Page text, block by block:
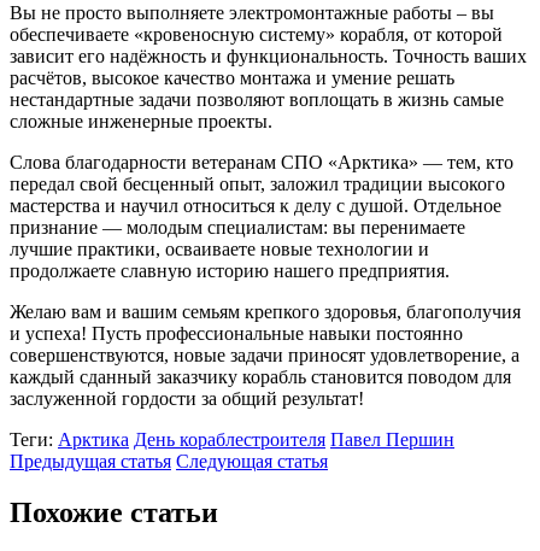
Вы не просто выполняете электромонтажные работы – вы
обеспечиваете «кровеносную систему» корабля, от которой
зависит его надёжность и функциональность. Точность ваших
расчётов, высокое качество монтажа и умение решать
нестандартные задачи позволяют воплощать в жизнь самые
сложные инженерные проекты.
Слова благодарности ветеранам СПО «Арктика» — тем, кто
передал свой бесценный опыт, заложил традиции высокого
мастерства и научил относиться к делу с душой. Отдельное
признание — молодым специалистам: вы перенимаете
лучшие практики, осваиваете новые технологии и
продолжаете славную историю нашего предприятия.
Желаю вам и вашим семьям крепкого здоровья, благополучия
и успеха! Пусть профессиональные навыки постоянно
совершенствуются, новые задачи приносят удовлетворение, а
каждый сданный заказчику корабль становится поводом для
заслуженной гордости за общий результат!
Теги: Арктика День кораблестроителя Павел Першин
Предыдущая статья Следующая статья
Похожие статьи